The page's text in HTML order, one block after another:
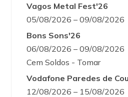
Vagos Metal Fest'26
05/08/2026 – 09/08/2026
Bons Sons'26
06/08/2026 – 09/08/2026
Cem Soldos - Tomar
Vodafone Paredes de
12/08/2026 – 15/08/2026